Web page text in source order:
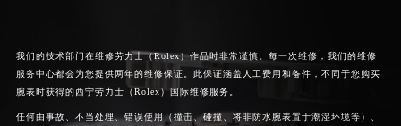
我们的技术部门在维修劳力士（Rolex）作品时非常谨慎。每一次维修，我们的维修
服务中心都会为您提供两年的维修保证。此保证涵盖人工费用和备件，不同于您购买
腕表时获得的西宁劳力士（Rolex）国际维修服务。
任何由事故、不当处理、错误使用（撞击、碰撞、将非防水腕表置于潮湿环境等）、